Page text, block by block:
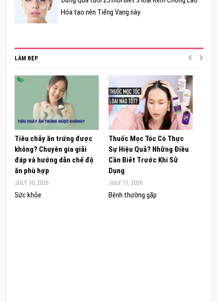
Hóa tạo nên Tiếng Vang này
LÀM ĐẸP
Tiêu chảy ăn trứng được
không? Chuyên gia giải
đáp và hướng dẫn chế độ
ăn phù hợp
JULY 30, 2026
Sức khỏe
Thuốc Mọc Tóc Có Thực
Sự Hiệu Quả? Những Điều
Cần Biết Trước Khi Sử
Dụng
JULY 11, 2026
Bệnh thường gặp